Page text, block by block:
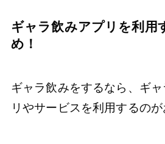
ギャラ飲みアプリを利用
め！
ギャラ飲みをするなら、ギ
リやサービスを利用するのが